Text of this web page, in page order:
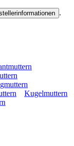
.
Kugelmuttern